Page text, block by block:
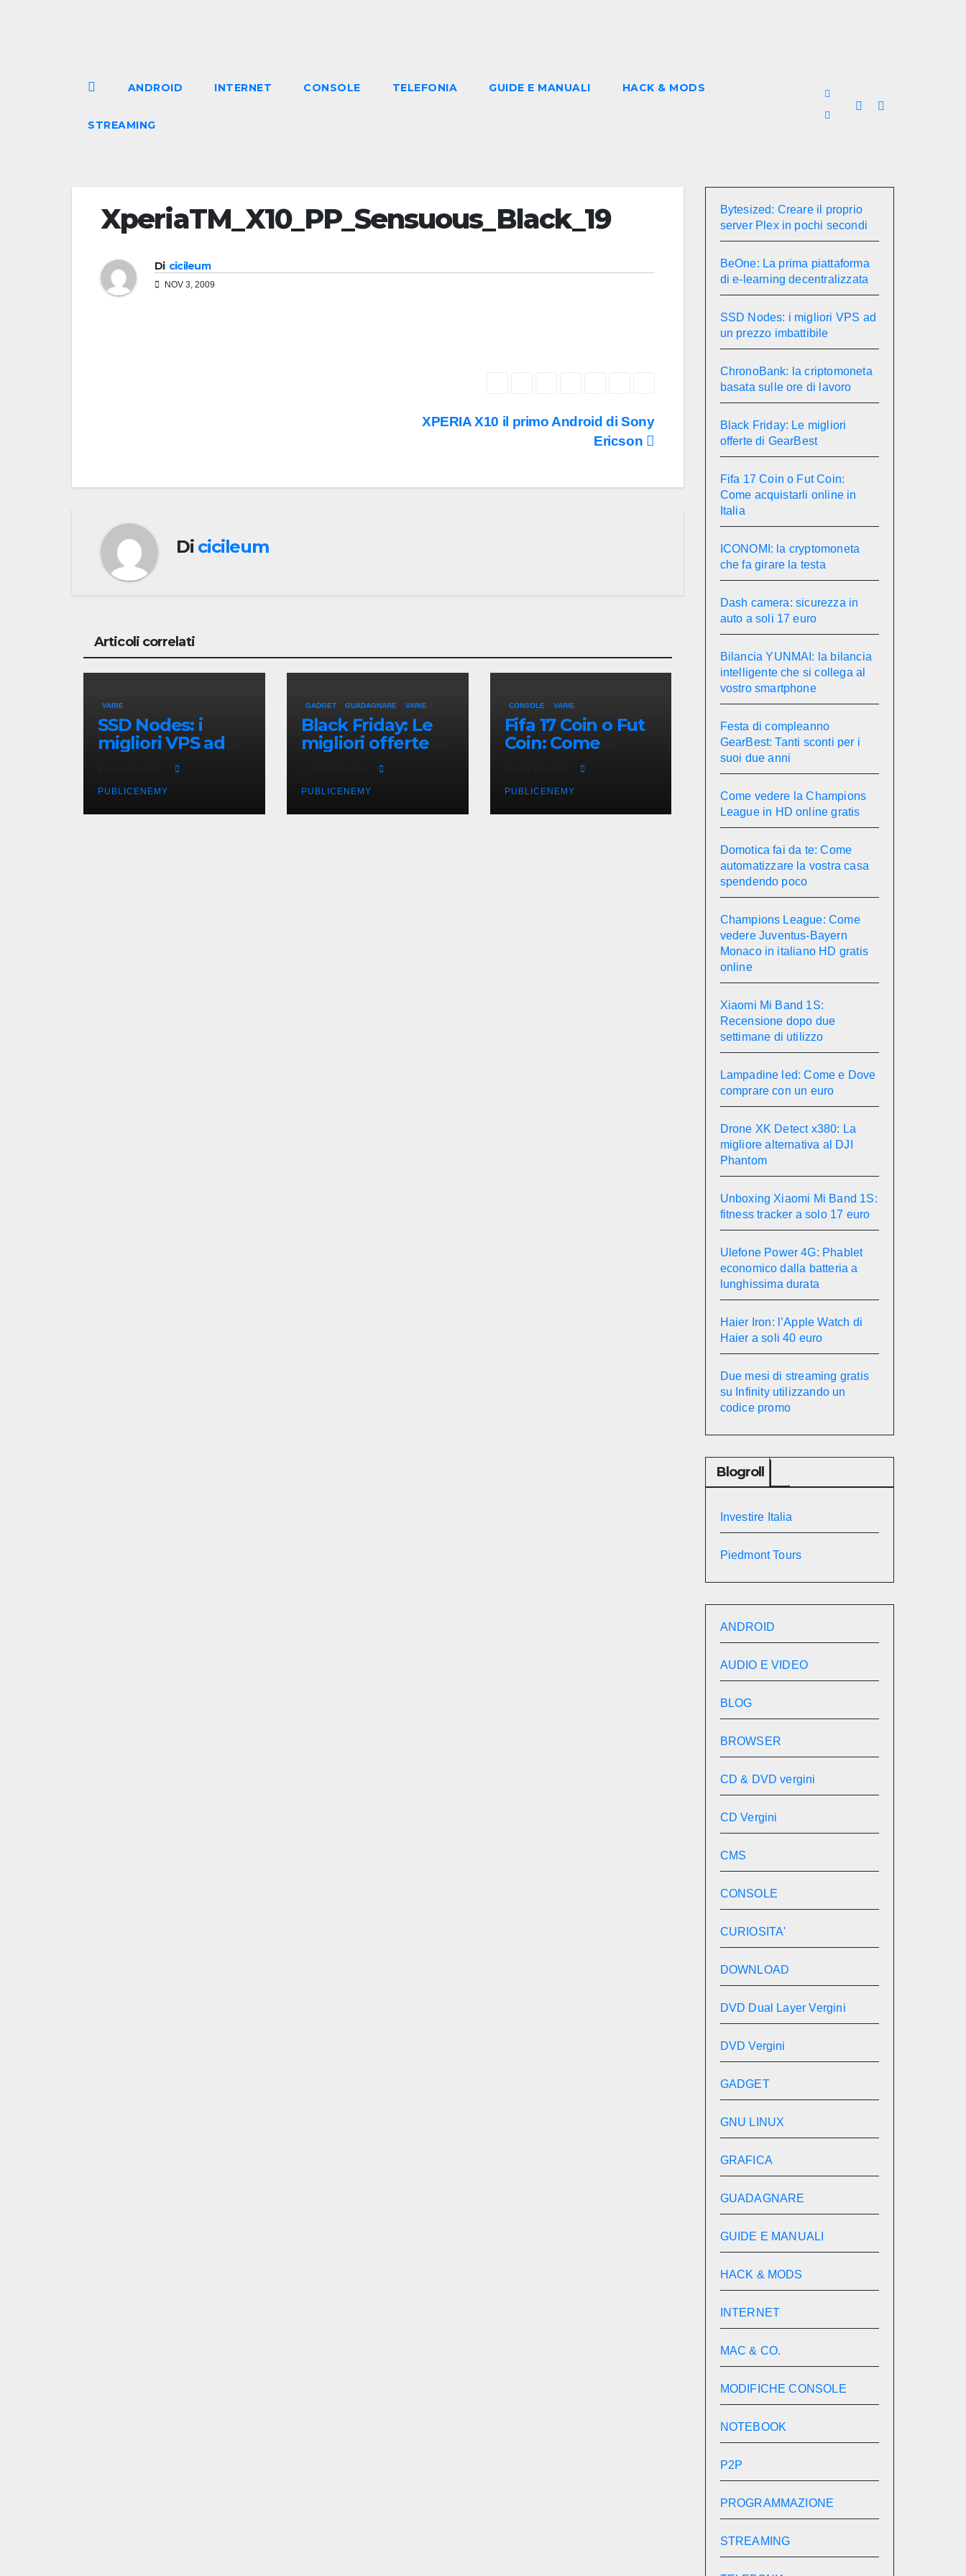
ANDROID INTERNET CONSOLE TELEFONIA GUIDE E MANUALI HACK & MODS
STREAMING
XperiaTM_X10_PP_Sensuous_Black_19
Di cicileum
NOV 3, 2009
XPERIA X10 il primo Android di Sony
Ericson
Di cicileum
Articoli correlati
VARIE
SSD Nodes: i
migliori VPS ad
un prezzo
imbattibile
PUBLICENEMY
GADGET GUADAGNARE VARIE
Black Friday: Le
migliori offerte di
GearBest
PUBLICENEMY
CONSOLE VARIE
Fifa 17 Coin o Fut
Coin: Come
acquistarli online
PUBLICENEMY
Bytesized: Creare il proprio
server Plex in pochi secondi
BeOne: La prima piattaforma
di e-learning decentralizzata
SSD Nodes: i migliori VPS ad
un prezzo imbattibile
ChronoBank: la criptomoneta
basata sulle ore di lavoro
Black Friday: Le migliori
offerte di GearBest
Fifa 17 Coin o Fut Coin:
Come acquistarli online in
Italia
ICONOMI: la cryptomoneta
che fa girare la testa
Dash camera: sicurezza in
auto a soli 17 euro
Bilancia YUNMAI: la bilancia
intelligente che si collega al
vostro smartphone
Festa di compleanno
GearBest: Tanti sconti per i
suoi due anni
Come vedere la Champions
League in HD online gratis
Domotica fai da te: Come
automatizzare la vostra casa
spendendo poco
Champions League: Come
vedere Juventus-Bayern
Monaco in italiano HD gratis
online
Xiaomi Mi Band 1S:
Recensione dopo due
settimane di utilizzo
Lampadine led: Come e Dove
comprare con un euro
Drone XK Detect x380: La
migliore alternativa al DJI
Phantom
Unboxing Xiaomi Mi Band 1S:
fitness tracker a solo 17 euro
Ulefone Power 4G: Phablet
economico dalla batteria a
lunghissima durata
Haier Iron: l’Apple Watch di
Haier a soli 40 euro
Due mesi di streaming gratis
su Infinity utilizzando un
codice promo
Blogroll
Investire Italia
Piedmont Tours
ANDROID
AUDIO E VIDEO
BLOG
BROWSER
CD & DVD vergini
CD Vergini
CMS
CONSOLE
CURIOSITA'
DOWNLOAD
DVD Dual Layer Vergini
DVD Vergini
GADGET
GNU LINUX
GRAFICA
GUADAGNARE
GUIDE E MANUALI
HACK & MODS
INTERNET
MAC & CO.
MODIFICHE CONSOLE
NOTEBOOK
P2P
PROGRAMMAZIONE
STREAMING